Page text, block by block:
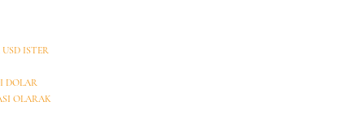
ISTER
DOLAR
OLARAK